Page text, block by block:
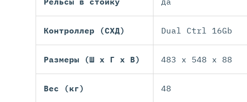
Контроллер (СХД) Dual Ctrl 16Gb
Размеры (Ш х Г х В) 483 x 548 x 88
Вес (кг) 48